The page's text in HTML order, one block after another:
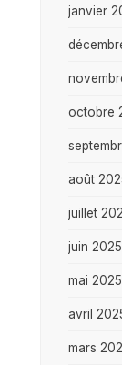
janvier
octobre
août
juillet
juin 2025
mai 2025
avril
mars